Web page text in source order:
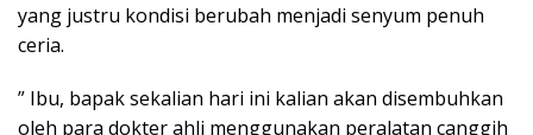
yang justru kondisi berubah menjadi senyum penuh
ceria.
” Ibu, bapak sekalian hari ini kalian akan disembuhkan
oleh para dokter ahli menggunakan peralatan canggih